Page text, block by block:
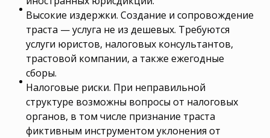
Высокие издержки. Создание и сопровождение
траста — услуга не из дешевых. Требуются
услуги юристов, налоговых консультантов,
трастовой компании, а также ежегодные
сборы.
Налоговые риски. При неправильной
структуре возможны вопросы от налоговых
органов, в том числе признание траста
фиктивным инструментом уклонения от